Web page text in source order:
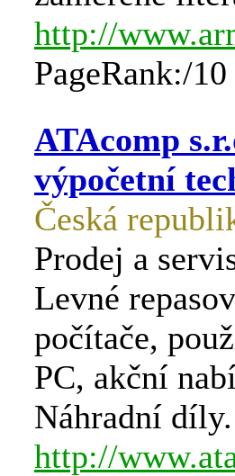
http://
PageRank:/
ATAcomp
výpočetní
Česká
Prodej a
Levné
počítače,
PC, akční
Náhradní
http://